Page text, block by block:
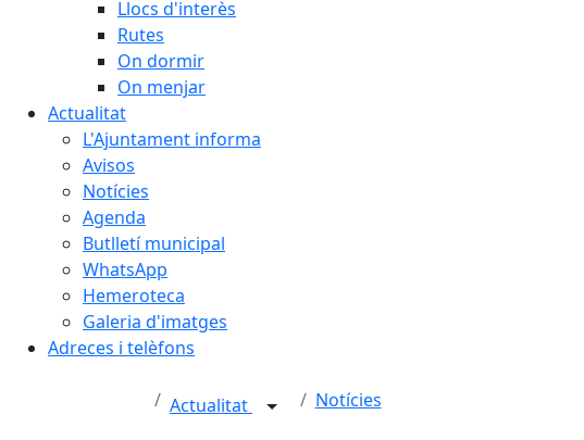
Llocs d'interès
Rutes
On dormir
On menjar
Actualitat
L'Ajuntament informa
Avisos
Notícies
Agenda
Butlletí municipal
WhatsApp
Hemeroteca
Galeria d'imatges
Adreces i telèfons
Actualitat Notícies